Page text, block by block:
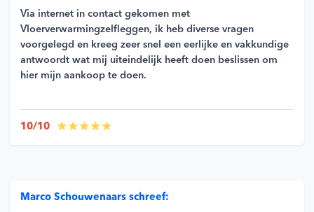
Via internet in contact gekomen met
Vloerverwarmingzelfleggen, ik heb diverse vragen
voorgelegd en kreeg zeer snel een eerlijke en vakkundige
antwoordt wat mij uiteindelijk heeft doen beslissen om
hier mijn aankoop te doen.
10/10
Marco Schouwenaars schreef: